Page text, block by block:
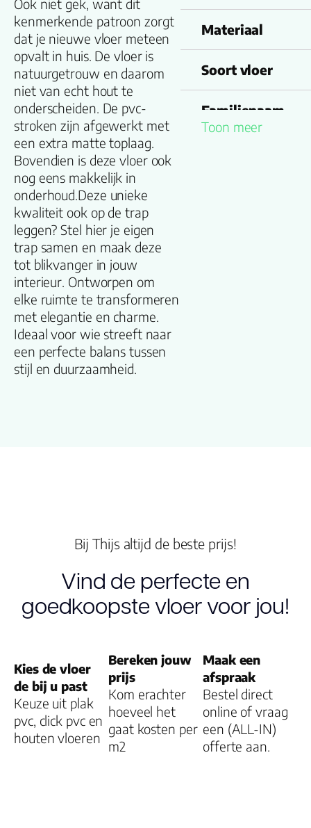
Ook niet gek, want dit
kenmerkende patroon zorgt
dat je nieuwe vloer meteen
opvalt in huis. De vloer is
natuurgetrouw en daarom
niet van echt hout te
onderscheiden. De pvc-
stroken zijn afgewerkt met
een extra matte toplaag.
Bovendien is deze vloer ook
nog eens makkelijk in
onderhoud.Deze unieke
kwaliteit ook op de trap
leggen? Stel hier je eigen
trap samen en maak deze
tot blikvanger in jouw
interieur. Ontworpen om
elke ruimte te transformeren
met elegantie en charme.
Ideaal voor wie streeft naar
een perfecte balans tussen
stijl en duurzaamheid.
Materiaal
Soort vloer
Familienaam
Gebruiksklasse
geschikt
Montage
Garantie
Woongebruik
Toon meer
Bij Thijs altijd de beste prijs!
Vind de perfecte en
goedkoopste vloer voor jou!
Kies de vloer
de bij u past
Keuze uit plak
pvc, click pvc en
houten vloeren
Bereken jouw
prijs
Kom erachter
hoeveel het
gaat kosten per
m2
Maak een
afspraak
Bestel direct
online of vraag
een (ALL-IN)
offerte aan.